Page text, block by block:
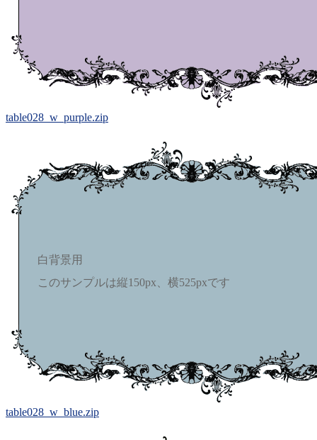
table028_w_purple.zip
白背景用
このサンプルは縦150px、横525pxです
table028_w_blue.zip